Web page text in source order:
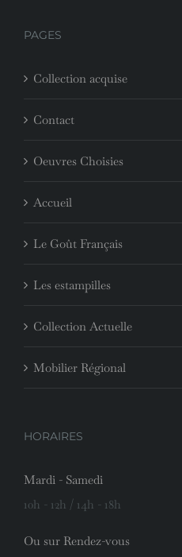
PAGES
Collection acquise
Contact
Oeuvres Choisies
Accueil
Le Goût Français
Les estampilles
Collection Actuelle
Mobilier Régional
HORAIRES
Mardi - Samedi
10h - 12h / 14h - 18h
Ou sur Rendez-vous